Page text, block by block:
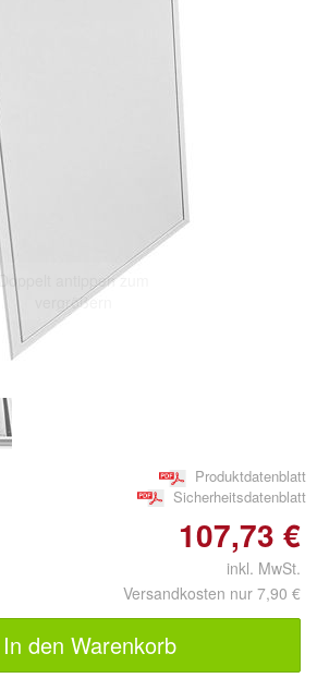
Doppelt antippen zum
vergrößern
Produktdatenblatt
Sicherheitsdatenblatt
107,73 €
inkl. MwSt.
Versandkosten nur 7,90 €
In den Warenkorb